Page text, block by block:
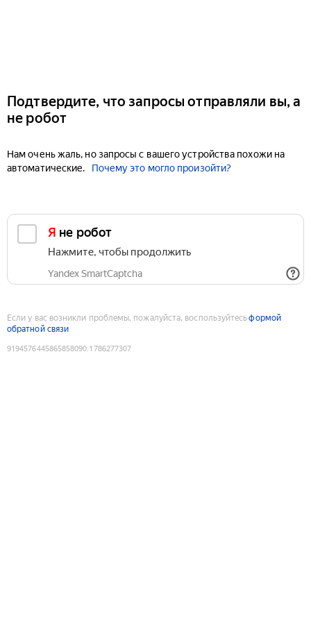
Подтвердите, что запросы отправляли вы, а
не робот
Нам очень жаль, но запросы с вашего устройства похожи на
автоматические.
Почему это могло произойти?
Я не робот
Нажмите, чтобы продолжить
Yandex SmartCaptcha
Если у вас возникли проблемы, пожалуйста, воспользуйтесьформой
обратной связи
9194576445865858090:1786277307